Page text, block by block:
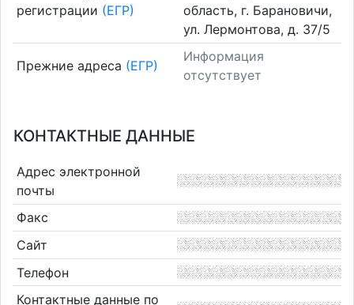
регистрации (ЕГР)
область, г. Барановичи,
ул. Лермонтова, д. 37/5
Прежние адреса (ЕГР)
Информация
отсутствует
КОНТАКТНЫЕ ДАННЫЕ
Адрес электронной
почты
Факс
Сайт
Телефон
Контактные данные по